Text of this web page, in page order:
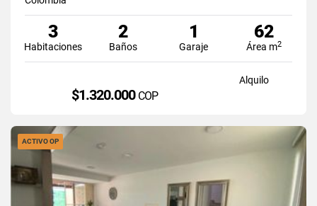
3
Habitaciones
2
Baños
1
Garaje
62
Área m2
Alquilo
$1.320.000 COP
ACTIVO OP